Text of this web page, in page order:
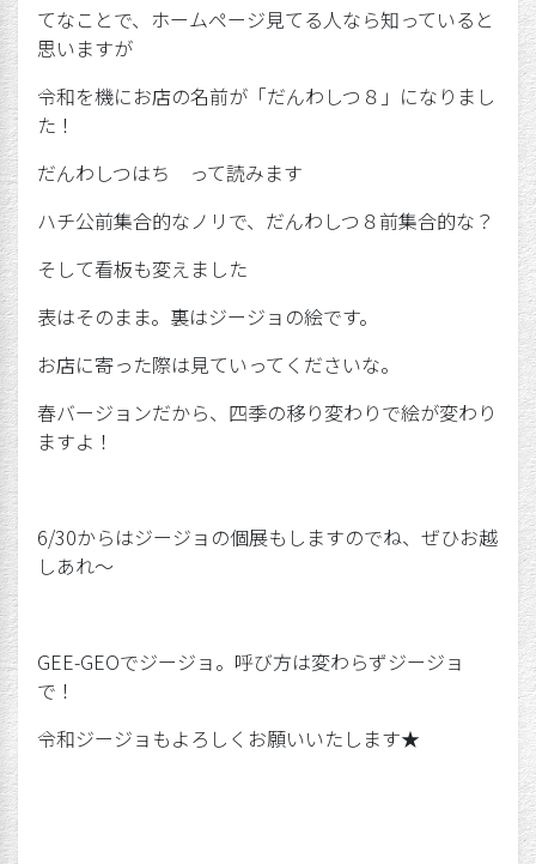
てなことで、ホームページ見てる人なら知っていると
思いますが
令和を機にお店の名前が「だんわしつ８」になりまし
た！
だんわしつはち って読みます
ハチ公前集合的なノリで、だんわしつ８前集合的な？
そして看板も変えました
表はそのまま。裏はジージョの絵です。
お店に寄った際は見ていってくださいな。
春バージョンだから、四季の移り変わりで絵が変わり
ますよ！
6/30からはジージョの個展もしますのでね、ぜひお越
しあれ～
GEE-GEOでジージョ。呼び方は変わらずジージョ
で！
令和ジージョもよろしくお願いいたします★